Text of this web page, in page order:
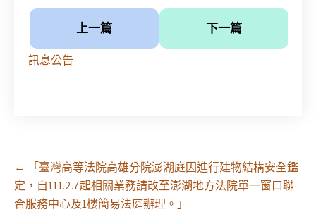
上一篇 下一篇
訊息公告
Post
navigation
←
「臺灣高等法院高雄分院澎湖庭因進行建物結構安全鑑
定，自111.2.7起相關業務請改至澎湖地方法院單一窗口聯
合服務中心及1樓簡易法庭辦理。」